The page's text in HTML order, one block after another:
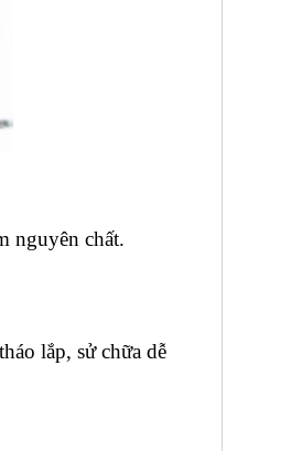
nguyên chất.
lắp, sử chữa dễ